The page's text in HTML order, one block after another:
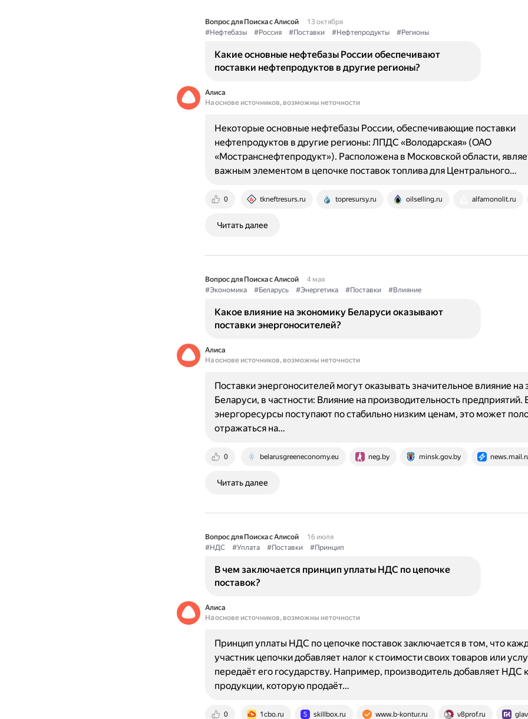
Вопрос для Поиска с Алисой
13 октября
#Нефтебазы
#Россия #Поставки #Нефтепродукты #Регионы
Какие основные нефтебазы России обеспечивают
поставки нефтепродуктов в другие регионы?
Алиса
На основе источников, возможны неточности
0 tkneftresurs.ru topresursy.ru oilselling.ru alfamonolit.ru
Некоторые основные нефтебазы России, обеспечивающие поставки
нефтепродуктов в другие регионы: ЛПДС «Володарская» (ОАО
«Мостранснефтепродукт»). Расположена в Московской области,
важным элементом в цепочке поставок топлива для Центрального…
Читать далее
Вопрос для Поиска с Алисой
4 мая
#Экономика
#Беларусь #Энергетика #Поставки #Влияние
Какое влияние на экономику Беларуси оказывают
поставки энергоносителей?
Алиса
На основе источников, возможны неточности
0 belarusgreeneconomy.eu neg.by minsk.gov.by
Поставки энергоносителей могут оказывать значительное влияние на
Беларуси, в частности: Влияние на производительность предприятий.
энергоресурсы поступают по стабильно низким ценам, это может
отражаться на…
Читать далее
Вопрос для Поиска с Алисой
16 июля
#НДС
#Уплата #Поставки #Принцип
В чем заключается принцип уплаты НДС по цепочке
поставок?
Алиса
На основе источников, возможны неточности
0 1cbo.ru skillbox.ru www.b-kontur.ru v8prof.ru
Принцип уплаты НДС по цепочке поставок заключается в том, что
участник цепочки добавляет налог к стоимости своих товаров или
передаёт его государству. Например, производитель добавляет НДС
продукции, которую продаёт…